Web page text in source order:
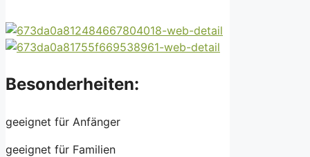
Besonderheiten:
geeignet für Anfänger
geeignet für Familien